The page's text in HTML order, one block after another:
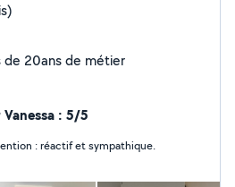
de 20ans de métier
: 5/5
: réactif et sympathique.